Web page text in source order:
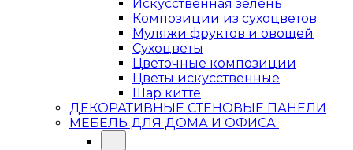
Искусственная зелень
Композиции из сухоцветов
Муляжи фруктов и овощей
Сухоцветы
Цветочные композиции
Цветы искусственные
Шар китте
ДЕКОРАТИВНЫЕ СТЕНОВЫЕ ПАНЕЛИ
МЕБЕЛЬ ДЛЯ ДОМА И ОФИСА